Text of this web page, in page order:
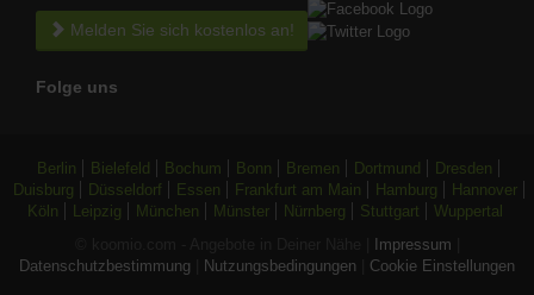
Melden Sie sich kostenlos an!
Folge uns
Berlin Bielefeld Bochum Bonn Bremen Dortmund
Dresden
Duisburg
Düsseldorf Essen Frankfurt am Main Hamburg
Hannover
Köln
Leipzig München Münster Nürnberg Stuttgart
Wuppertal
Impressum
Datenschutzbestimmung
Nutzungsbedingungen Cookie Einstellungen